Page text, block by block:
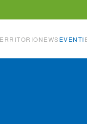
NEWSEVENTI